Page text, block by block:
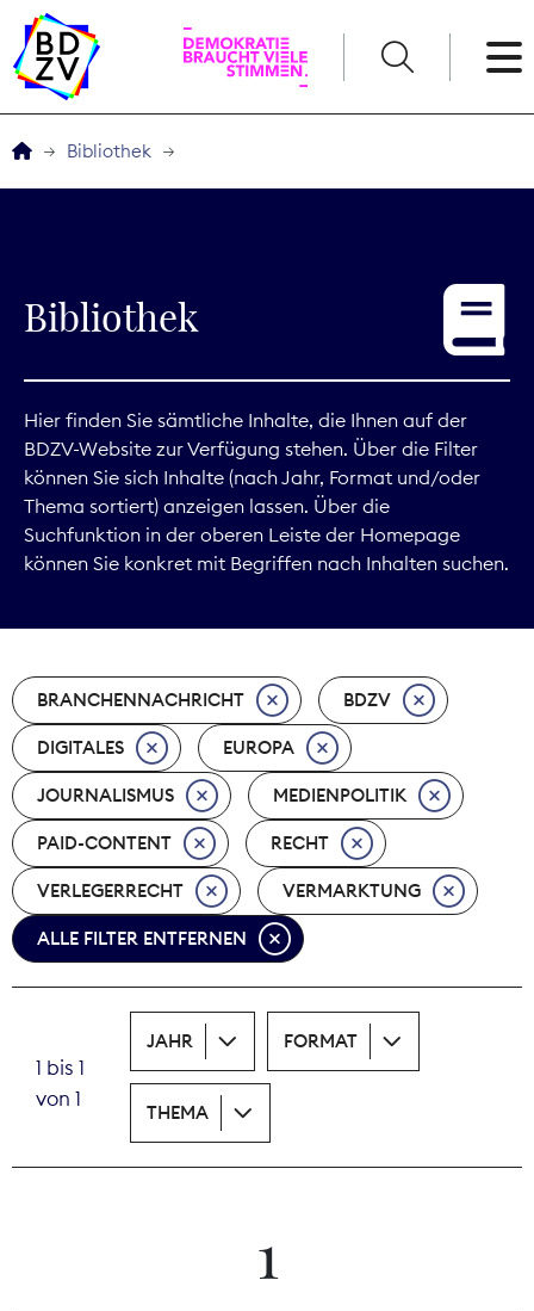
Service
Digitales
Kommunikation
Marktdaten
Nachhaltigkeit
Nachwuchs
Nova Award
Pressefreiheit
Print
Theodor-Wolff-Preis
Bibliothek
Bibliothek
Hier finden Sie sämtliche Inhalte, die Ihnen auf der
BDZV-Website zur Verfügung stehen. Über die Filter
können Sie sich Inhalte (nach Jahr, Format und/oder
Thema sortiert) anzeigen lassen. Über die
Suchfunktion in der oberen Leiste der Homepage
können Sie konkret mit Begriffen nach Inhalten suchen.
BRANCHENNACHRICHT BDZV
DIGITALES EUROPA
JOURNALISMUS MEDIENPOLITIK
PAID-CONTENT RECHT
VERLEGERRECHT VERMARKTUNG
ALLE FILTER ENTFERNEN
1 bis 1
von 1
JAHR FORMAT
THEMA
1